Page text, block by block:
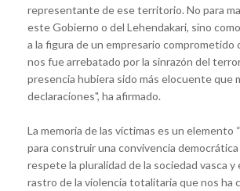
representante de ese territorio. No para
este Gobierno o del Lehendakari, sino
a la figura de un empresario comprometido
nos fue arrebatado por la sinrazón del
presencia hubiera sido más elocuente que
declaraciones", ha afirmado.
La memoria de las víctimas es un elemento
para construir una convivencia democrática
respete la pluralidad de la sociedad vasca y
rastro de la violencia totalitaria que nos ha